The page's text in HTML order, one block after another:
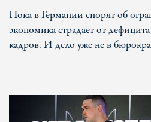
Пока в Германии спорят об
экономика страдает от
кадров. И дело уже не в